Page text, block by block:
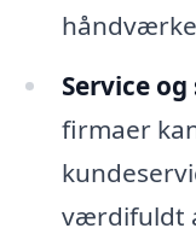
Service
firmaer
værdifuldt